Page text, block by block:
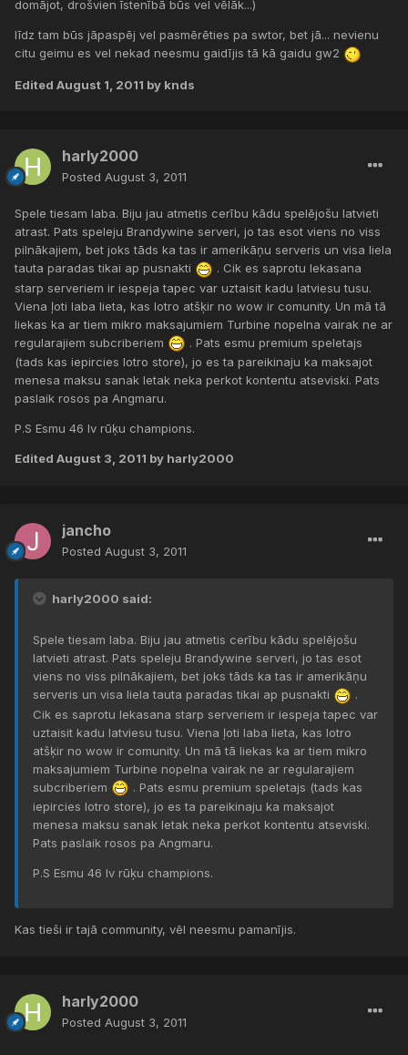
domājot, drošvien īstenībā būs vel vēlāk...)
līdz tam būs jāpaspēj vel pasmērēties pa swtor, bet jā... nevienu
citu geimu es vel nekad neesmu gaidījis tā kā gaidu gw2
Edited August 1, 2011 by knds
harly2000
Posted August 3, 2011
Spele tiesam laba. Biju jau atmetis cerību kādu spelējošu latvieti
atrast. Pats speleju Brandywine serveri, jo tas esot viens no viss
pilnākajiem, bet joks tāds ka tas ir amerikāņu serveris un visa liela
tauta paradas tikai ap pusnakti
. Cik es saprotu lekasana
starp serveriem ir iespeja tapec var uztaisit kadu latviesu tusu.
Viena ļoti laba lieta, kas lotro atšķir no wow ir comunity. Un mā tā
liekas ka ar tiem mikro maksajumiem Turbine nopelna vairak ne ar
regularajiem subcriberiem
. Pats esmu premium speletajs
(tads kas iepircies lotro store), jo es ta pareikinaju ka maksajot
menesa maksu sanak letak neka perkot kontentu atseviski. Pats
paslaik rosos pa Angmaru.
P.S Esmu 46 lv rūķu champions.
Edited August 3, 2011 by harly2000
jancho
Posted August 3, 2011
harly2000 said:
Spele tiesam laba. Biju jau atmetis cerību kādu spelējošu
latvieti atrast. Pats speleju Brandywine serveri, jo tas esot
viens no viss pilnākajiem, bet joks tāds ka tas ir amerikāņu
serveris un visa liela tauta paradas tikai ap pusnakti
.
Cik es saprotu lekasana starp serveriem ir iespeja tapec var
uztaisit kadu latviesu tusu. Viena ļoti laba lieta, kas lotro
atšķir no wow ir comunity. Un mā tā liekas ka ar tiem mikro
maksajumiem Turbine nopelna vairak ne ar regularajiem
subcriberiem
. Pats esmu premium speletajs (tads kas
iepircies lotro store), jo es ta pareikinaju ka maksajot
menesa maksu sanak letak neka perkot kontentu atseviski.
Pats paslaik rosos pa Angmaru.
P.S Esmu 46 lv rūķu champions.
Kas tieši ir tajā community, vēl neesmu pamanījis.
harly2000
Posted August 3, 2011